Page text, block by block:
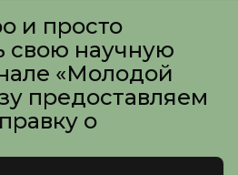
и просто
свою научную
«Молодой
предоставляем
о